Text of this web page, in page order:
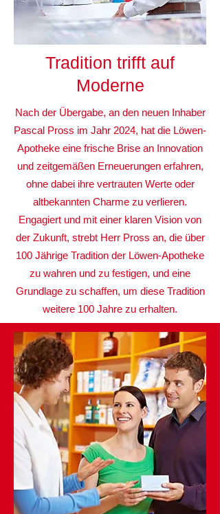
Tradition trifft auf
Moderne
Nach der Übergabe, an den neuen Inhaber
Pascal Pross im Jahr 2024, hat die Löwen-
Apotheke eine frische Brise an Innovation
und zeitgemäßen Erneuerungen erfahren,
ohne dabei ihre vertrauten Werte oder
altbekannten Charme zu verlieren.
Engagiert und mit einer klaren Vision von
der Zukunft, strebt Herr Pross an, die über
100 Jährige Tradition der Löwen-Apotheke
zu wahren und zu festigen, und eine
Grundlage zu schaffen, um diese Tradition
weitere 100 Jahre zu erhalten.